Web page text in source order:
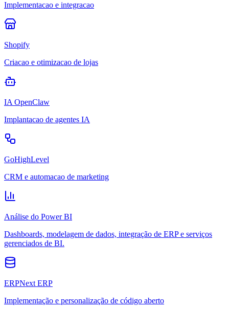
Implementacao e integracao
Shopify
Criacao e otimizacao de lojas
IA OpenClaw
Implantacao de agentes IA
GoHighLevel
CRM e automacao de marketing
Análise do Power BI
Dashboards, modelagem de dados, integração de ERP e serviços
gerenciados de BI.
ERPNext ERP
Implementação e personalização de código aberto